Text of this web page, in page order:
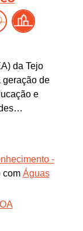
as
da Tejo
geração de
e
nas suas
seu uso
o veículo
com
valores
-
com Águas